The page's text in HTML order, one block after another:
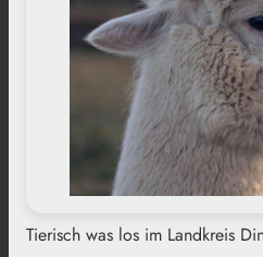
Tierisch was los im Landkreis